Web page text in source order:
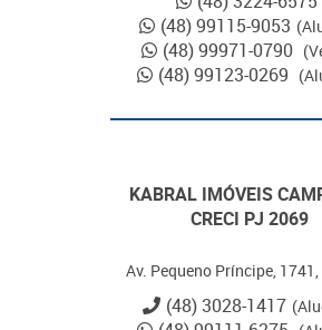
(48) 99115-9053
(48) 99971-0790
(48) 99123-0269
KABRAL IMÓVEIS
CRECI PJ 2069
Av. Pequeno Príncipe, 1741,
(48) 3028-1417